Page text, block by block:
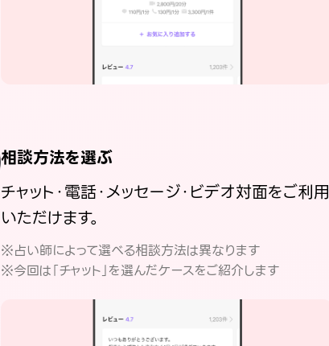
相談方法を選ぶ
チャット・電話・メッセージ・ビデオ対面をご利用
いただけます。
※占い師によって選べる相談方法は異なります
※今回は「チャット」を選んだケースをご紹介します